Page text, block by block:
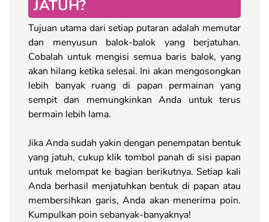
JATUH?
Tujuan utama dari setiap putaran adalah memutar
dan menyusun balok-balok yang berjatuhan.
Cobalah untuk mengisi semua baris balok, yang
akan hilang ketika selesai. Ini akan mengosongkan
lebih banyak ruang di papan permainan yang
sempit dan memungkinkan Anda untuk terus
bermain lebih lama.
Jika Anda sudah yakin dengan penempatan bentuk
yang jatuh, cukup klik tombol panah di sisi papan
untuk melompat ke bagian berikutnya. Setiap kali
Anda berhasil menjatuhkan bentuk di papan atau
membersihkan garis, Anda akan menerima poin.
Kumpulkan poin sebanyak-banyaknya!